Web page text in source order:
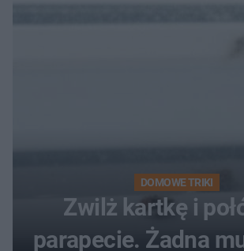
DOMOWE TRIKI
Zwilż kartkę i
parapecie. Żadna